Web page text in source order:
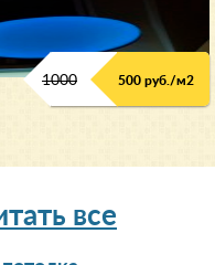
1000 500 руб./м2
все